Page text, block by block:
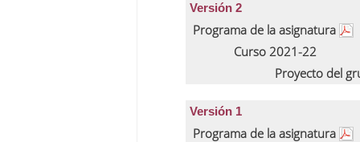
Versión 2
Programa de la asignatura
Curso 2021-22
Proyecto del
Versión 1
Programa de la asignatura